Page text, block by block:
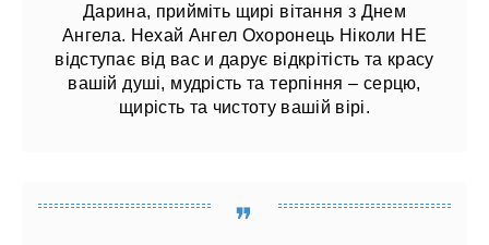
Дарина, прийміть щирі вітання з Днем
Ангела. Нехай Ангел Охоронець Ніколи НЕ
відступає від вас и дарує відкрітість та красу
вашій душі, мудрість та терпіння – серцю,
щирість та чистоту вашій вірі.